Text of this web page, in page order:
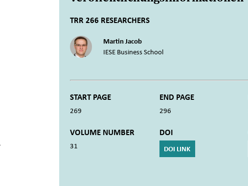
TRR 266 RESEARCHERS
Martin Jacob
IESE Business School
START PAGE
269
END PAGE
296
VOLUME NUMBER
31
DOI
DOI LINK